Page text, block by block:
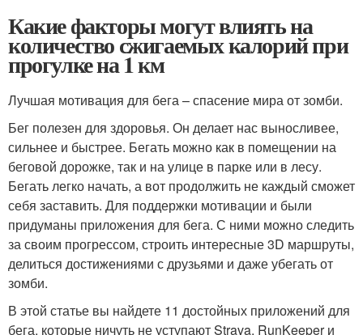
Какие факторы могут влиять на
количество сжигаемых калорий при
прогулке на 1 км
Лучшая мотивация для бега – спасение мира от зомби.
Бег полезен для здоровья. Он делает нас выносливее,
сильнее и быстрее. Бегать можно как в помещении на
беговой дорожке, так и на улице в парке или в лесу.
Бегать легко начать, а вот продолжить не каждый сможет
себя заставить. Для поддержки мотивации и были
придуманы приложения для бега. С ними можно следить
за своим прогрессом, строить интересные 3D маршруты,
делиться достижениями с друзьями и даже убегать от
зомби.
В этой статье вы найдете 11 достойных приложений для
бега, которые ничуть не уступают Strava, RunKeeper и